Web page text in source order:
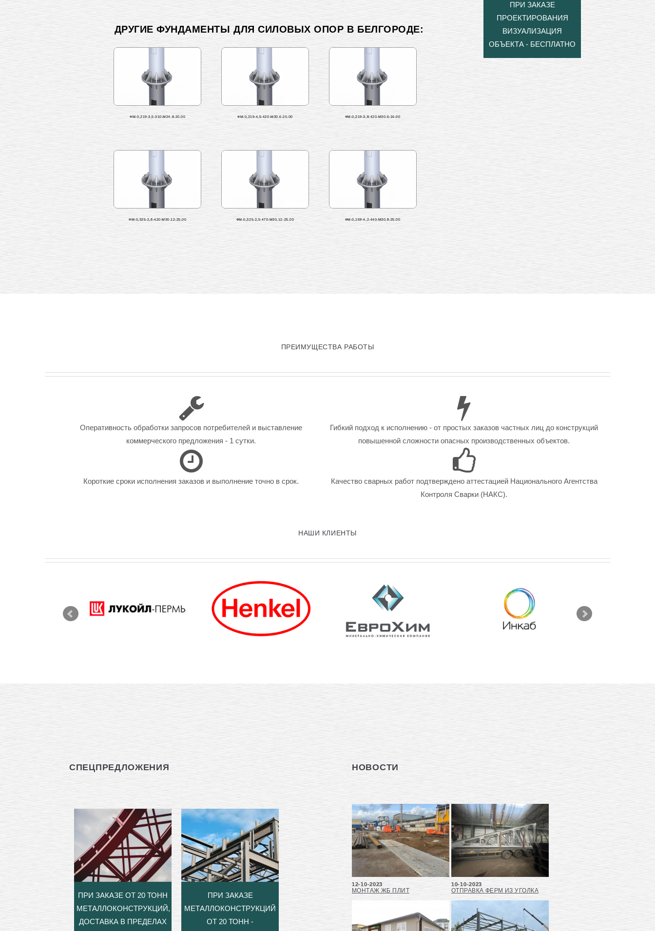
ДРУГИЕ ФУНДАМЕНТЫ ДЛЯ СИЛОВЫХ ОПОР В БЕЛГОРОДЕ:
ФМ-0,219-3,5-310-М24.8-20.00 ФМ-0,219-4,5-420-М30.6-20.00 ФМ-0,219-3,8-420-М30.6-16.00
ФМ-0,325-2,8-420-М30.12-25.00 ФМ-0,325-2,5-470-М30.12-25.00 ФМ-0,159-4,2-440-М30.8-25.00
ПРИ ЗАКАЗЕ
ПРОЕКТИРОВАНИЯ
ВИЗУАЛИЗАЦИЯ
ОБЪЕКТА - БЕСПЛАТНО
ПРЕИМУЩЕСТВА РАБОТЫ
Оперативность обработки запросов потребителей и выставление
коммерческого предложения - 1 сутки.
Гибкий подход к исполнению - от простых заказов частных лиц до конструкций
повышенной сложности опасных производственных объектов.
Короткие сроки исполнения заказов и выполнение точно в срок.
Качество сварных работ подтверждено аттестацией Национального Агентства
Контроля Сварки (НАКС).
НАШИ КЛИЕНТЫ
СПЕЦПРЕДЛОЖЕНИЯ
ПРИ ЗАКАЗЕ ОТ 20 ТОНН
МЕТАЛЛОКОНСТРУКЦИЙ,
ДОСТАВКА В ПРЕДЕЛАХ
ПРИ ЗАКАЗЕ
МЕТАЛЛОКОНСТРУКЦИЙ
ОТ 20 ТОНН -
НОВОСТИ
12-10-2023
МОНТАЖ ЖБ ПЛИТ
10-10-2023
ОТПРАВКА ФЕРМ ИЗ УГОЛКА